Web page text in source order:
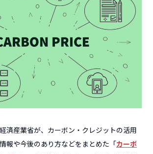
済産業省が、カーボン・クレジットの活用
報や今後のあり方などをまとめた「カーボ